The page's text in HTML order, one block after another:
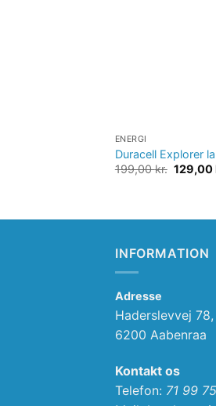
ENERGI
Duracell Explorer
199,00kr. Original
price
129,00
INFORMATION
Adresse
Haderslevvej
6200 Aabenraa
Kontakt os
Telefon: 71 99